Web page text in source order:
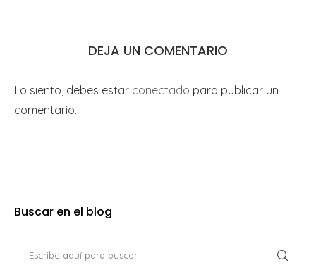
DEJA UN COMENTARIO
Lo siento, debes estar conectado para publicar un
comentario.
Buscar en el blog